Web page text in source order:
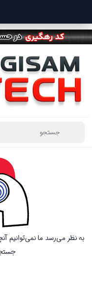
به نظر می‌رسد ما نمی‌توانیم